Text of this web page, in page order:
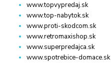
www.topvypredaj.sk
www.top-nabytok.sk
www.proti-skodcom.sk
www.retromaxishop.sk
www.superpredajca.sk
www.spotrebice-domace.sk